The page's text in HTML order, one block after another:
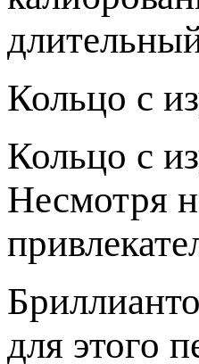
Кольцо с
Кольцо с
Несмотря
для этого